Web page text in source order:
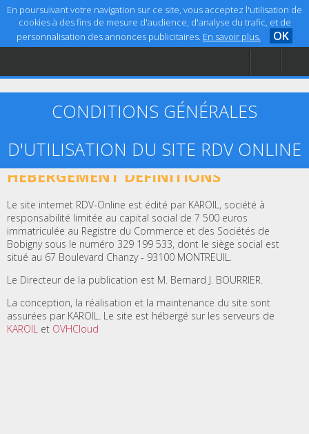
En poursuivant votre navigation sur ce site, vous acceptez l'utilisation de
cookies à des fins de mesure d'audience, d'analyse du trafic, et de
personnalisation des annonces publicitaires. En savoir plus. OK
Accueil
Aide
CONDITIONS GÉNÉRALES
D'UTILISATION DU SITE RDV ONLINE
ARTICLE 1 – ÉDITEUR, CRÉATION ET
HÉBERGEMENT DÉFINITIONS
Le site internet RDV-Online est édité par KAROIL, société à
responsabilité limitée au capital social de 7 500 euros
immatriculée au Registre du Commerce et des Sociétés de
Bobigny sous le numéro 329 199 533, dont le siège social est
situé au 67 Boulevard Chanzy - 93100 MONTREUIL.
Le Directeur de la publication est M. Bernard J. BOURRIER.
La conception, la réalisation et la maintenance du site sont
assurées par KAROIL. Le site est hébergé sur les serveurs de
KAROIL et OVHCloud